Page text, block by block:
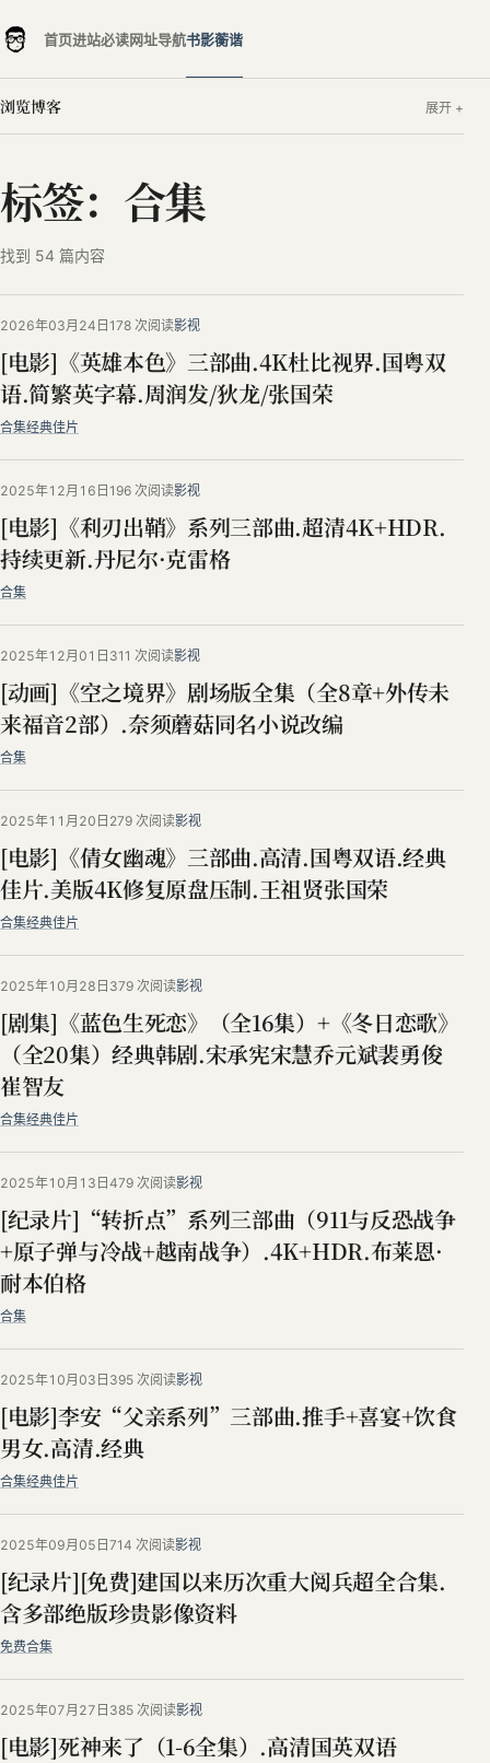
首页进站必读网址导航书影蘅谐
浏览博客
标签：合集
找到 54 篇内容
2026年03月24日 178 次阅读影视
[电影]《英雄本色》三部曲.4K杜比视界.国粤双
语.简繁英字幕.周润发/狄龙/张国荣
合集经典佳片
2025年12月16日 196 次阅读影视
[电影]《利刃出鞘》系列三部曲.超清4K+HDR.
持续更新.丹尼尔·克雷格
合集
2025年12月01日 311 次阅读影视
[动画]《空之境界》剧场版全集（全8章+外传未
来福音2部）.奈须蘑菇同名小说改编
合集
2025年11月20日 279 次阅读影视
[电影]《倩女幽魂》三部曲.高清.国粤双语.经典
佳片.美版4K修复原盘压制.王祖贤张国荣
合集经典佳片
2025年10月28日 379 次阅读影视
[剧集]《蓝色生死恋》（全16集）+《冬日恋歌》
（全20集）经典韩剧.宋承宪宋慧乔元斌裴勇俊
崔智友
合集经典佳片
2025年10月13日 479 次阅读影视
[纪录片]“转折点”系列三部曲（911与反恐战争
+原子弹与冷战+越南战争）.4K+HDR.布莱恩·
耐本伯格
合集
2025年10月03日 395 次阅读影视
[电影]李安“父亲系列”三部曲.推手+喜宴+饮食
男女.高清.经典
合集经典佳片
2025年09月05日 714 次阅读影视
[纪录片][免费]建国以来历次重大阅兵超全合集.
含多部绝版珍贵影像资料
免费合集
2025年07月27日 385 次阅读影视
[电影]死神来了（1-6全集）.高清国英双语